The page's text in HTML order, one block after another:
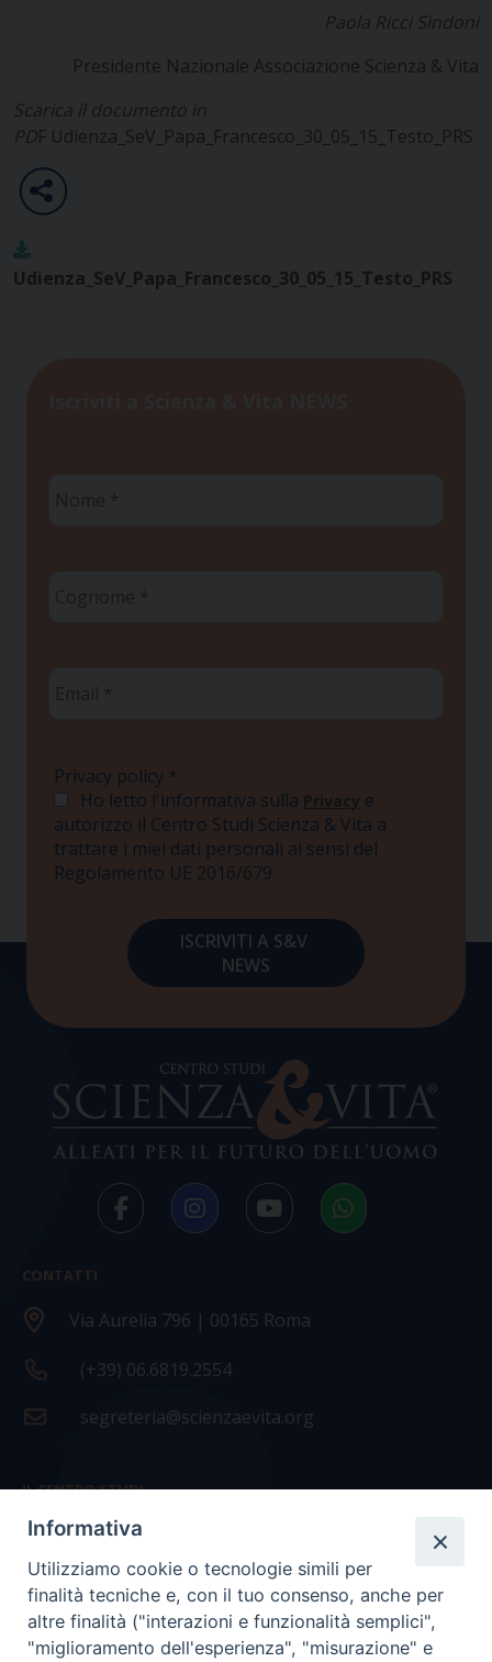
Paola Ricci Sindoni
Presidente Nazionale Associazione Scienza & Vita
Scarica il documento in
PDF Udienza_SeV_Papa_Francesco_30_05_15_Testo_PRS
Udienza_SeV_Papa_Francesco_30_05_15_Testo_PRS
Privacy policy *
Ho letto l'informativa sulla Privacy e
autorizzo il Centro Studi Scienza & Vita a
trattare i miei dati personali ai sensi del
Regolamento UE 2016/679
CONTATTI
Via Aurelia 796 | 00165 Roma
(+39) 06.6819.2554
segreteria@scienzaevita.org
IL CENTRO STUDI
La nostra storia
Statuto
Presidenza e ufficio presidenza
Informativa
Utilizziamo cookie o tecnologie simili per
finalità tecniche e, con il tuo consenso, anche per
altre finalità ("interazioni e funzionalità semplici",
"miglioramento dell'esperienza", "misurazione" e